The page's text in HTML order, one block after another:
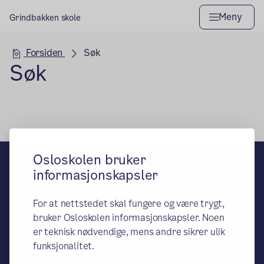
Osloskolen bruker
informasjonskapsler
For at nettstedet skal fungere og være trygt,
bruker Osloskolen informasjonskapsler. Noen
er teknisk nødvendige, mens andre sikrer ulik
funksjonalitet.
Grindbakken skole Meny
Hovedseksjon
Forsiden Søk
Søk
Grindbakken skole
Besøks- og leveringsadresse:
Måltrostveien 106, 0786 Oslo
Postadresse:
Oslo kommune, Utdanningsetaten.